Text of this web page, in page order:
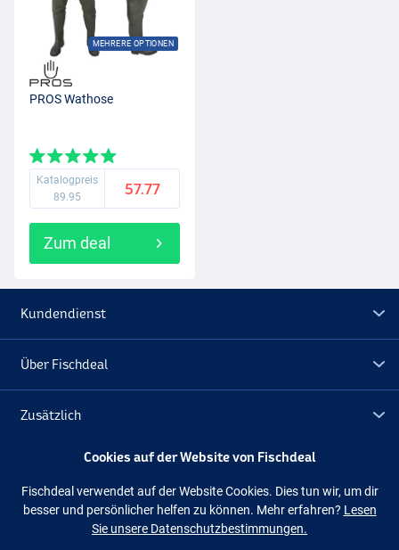
MEHRERE OPTIONEN
PROS Wathose
Katalogpreis
89.95
57.77
Zum deal
Kundendienst
Über Fischdeal
Zusätzlich
Lagerräumung
Facebook
Cookies auf der Website von Fischdeal
Fischdeal verwendet auf der Website Cookies. Dies tun wir, um dir
besser und persönlicher helfen zu können. Mehr erfahren? Lesen
Sie unsere Datenschutzbestimmungen.